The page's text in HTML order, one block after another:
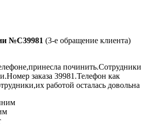
№C39981 (3-е обращение клиента)
починить.Сотрудники
заказа 39981.Телефон как
работой осталась довольна